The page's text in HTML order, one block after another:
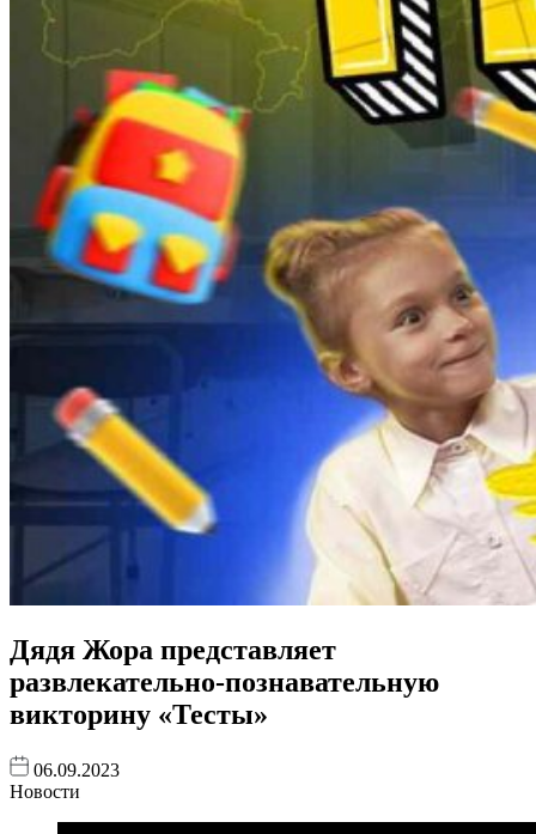
Дядя Жора представляет
развлекательно-познавательную
викторину «Тесты»
06.09.2023
Новости